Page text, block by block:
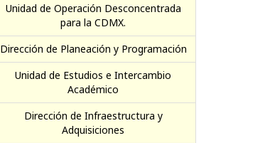
Unidad de Operación Desconcentrada
para la CDMX.
Dirección de Planeación y Programación
Unidad de Estudios e Intercambio
Académico
Dirección de Infraestructura y
Adquisiciones